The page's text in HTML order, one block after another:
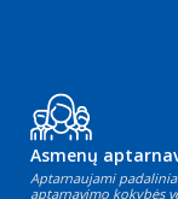
Asmenų
Aptarnaujami
aptarnavimo kokybės